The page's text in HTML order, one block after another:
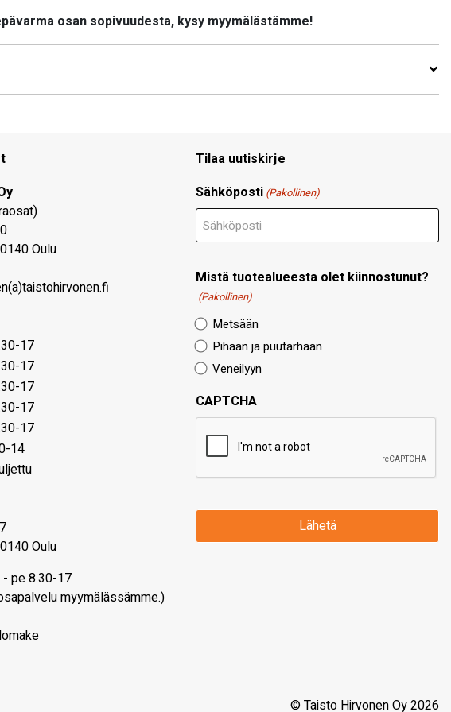
osan sopivuudesta, kysy myymälästämme!
Oulu
17
17
17
17
17
14
Oulu
- pe 8.30-17
myymälässämme.)
Tilaa uutiskirje
Sähköposti (Pakollinen)
Mistä tuotealueesta olet kiinnostunut?
(Pakollinen)
Metsään
Pihaan ja puutarhaan
Veneilyyn
CAPTCHA
© Taisto Hirvonen Oy 2026